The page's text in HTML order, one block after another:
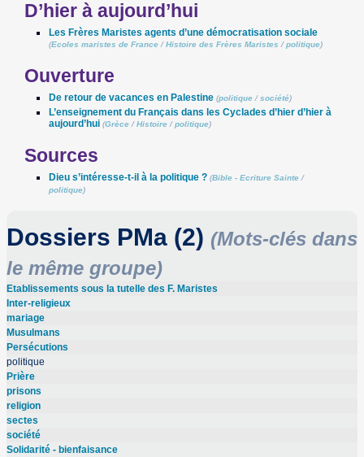
D’hier à aujourd’hui
Les Frères Maristes agents d’une démocratisation sociale
(Ecoles maristes de France /Histoire des Frères Maristes /politique)
Ouverture
De retour de vacances en Palestine (politique /société)
L’enseignement du Français dans les Cyclades d’hier d’hier à
aujourd’hui (Grèce /Histoire /politique)
Sources
Dieu s’intéresse-t-il à la politique ? (Bible - Ecriture Sainte /
politique)
Dossiers PMa (2) (Mots-clés dans
le même groupe)
Etablissements sous la tutelle des F. Maristes
Inter-religieux
mariage
Musulmans
Persécutions
politique
Prière
prisons
religion
sectes
société
Solidarité - bienfaisance